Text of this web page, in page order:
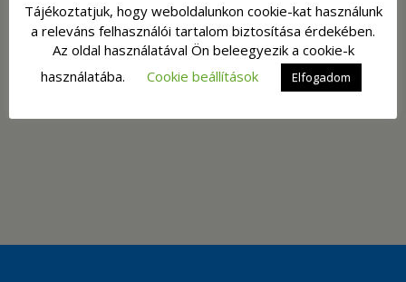
Tájékoztatjuk, hogy weboldalunkon cookie-kat használunk
a releváns felhasználói tartalom biztosítása érdekében.
Az oldal használatával Ön beleegyezik a cookie-k
használatába.
Cookie beállítások Elfogadom